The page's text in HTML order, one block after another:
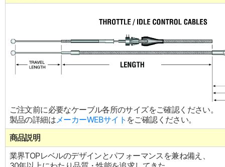
ご注文前に必要なケーブル各所のサイズをご確認ください。
製品の詳細はメーカーWEBサイト をご確認ください。
商品説明
業界TOPレベルのデザインとパフォーマンスを兼ね備え、